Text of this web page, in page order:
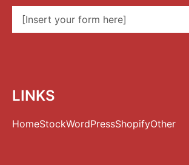
[Insert your form here]
LINKS
HomeStockWordPressShopifyOther